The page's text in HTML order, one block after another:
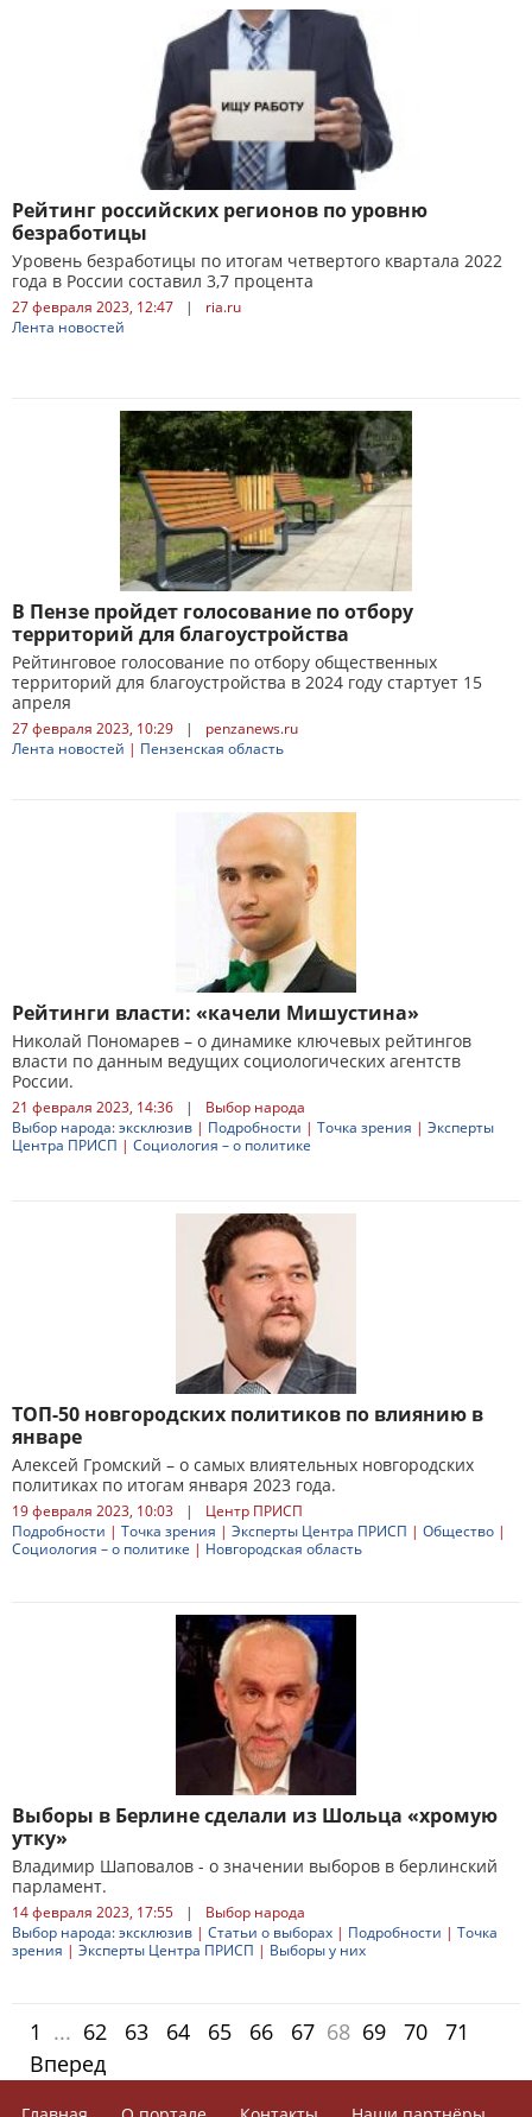
Рейтинг российских регионов по уровню
безработицы
Уровень безработицы по итогам четвертого квартала 2022
года в России составил 3,7 процента
27 февраля 2023, 12:47 |
ria.ru
Лента новостей
В Пензе пройдет голосование по отбору
территорий для благоустройства
Рейтинговое голосование по отбору общественных
территорий для благоустройства в 2024 году стартует 15
апреля
27 февраля 2023, 10:29 |
penzanews.ru
Лента новостей | Пензенская область
Рейтинги власти: «качели Мишустина»
Николай Пономарев – о динамике ключевых рейтингов
власти по данным ведущих социологических агентств
России.
21 февраля 2023, 14:36 |
Выбор народа
Выбор народа: эксклюзив | Подробности | Точка зрения | Эксперты
Центра ПРИСП | Социология – о политике
ТОП-50 новгородских политиков по влиянию в
январе
Алексей Громский – о самых влиятельных новгородских
политиках по итогам января 2023 года.
19 февраля 2023, 10:03 |
Центр ПРИСП
Подробности | Точка зрения | Эксперты Центра ПРИСП | Общество |
Социология – о политике | Новгородская область
Выборы в Берлине сделали из Шольца «хромую
утку»
Владимир Шаповалов - о значении выборов в берлинский
парламент.
14 февраля 2023, 17:55 |
Выбор народа
Выбор народа: эксклюзив | Статьи о выборах | Подробности | Точка
зрения | Эксперты Центра ПРИСП | Выборы у них
1 ... 62 63 64 65 66 67 68 69 70
71
Вперед